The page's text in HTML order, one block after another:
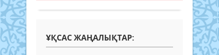
ҰҚСАС ЖАҢАЛЫҚТАР: